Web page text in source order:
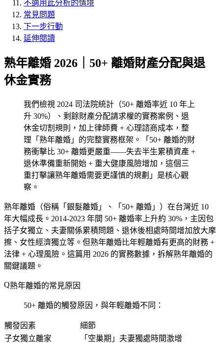
不適用此分析的情境
常見問題
下一步行動
延伸閱讀
熟年離婚 2026｜50+ 離婚財產分配與退
休金實務
我們檢視 2024 司法院統計（50+ 離婚率近 10 年上
升 30%）、剩餘財產分配請求權的實務案例、退
休金切割規則，加上律師費 + 心理諮商成本，整
理「熟年離婚」的完整實務框架。「50+ 離婚的財
務衝擊比 30+ 離婚更嚴重——失去半生累積資產 +
退休準備重新開始 + 重大健康風險增加，這個三
重打擊讓熟年離婚需要更謹慎的規劃」是核心觀
察。
熟年離婚（俗稱「銀髮離婚」、「50+ 離婚」）在台灣近 10
年大幅成長。2014-2023 年間 50+ 離婚率上升約 30%，主因包
括子女獨立、夫妻關係累積問題、退休後相處時間增加放大摩
擦、女性經濟獨立等。但熟年離婚比年輕離婚有更高的財務 +
法律 + 心理風險。這篇用 2026 的實務數據，拆解熟年離婚的
關鍵議題。
熟年離婚的常見原因
50+ 離婚的觸發原因，與年輕離婚不同：
觸發因素
細節
子女獨立離家
「空巢期」夫妻獨處時間激增